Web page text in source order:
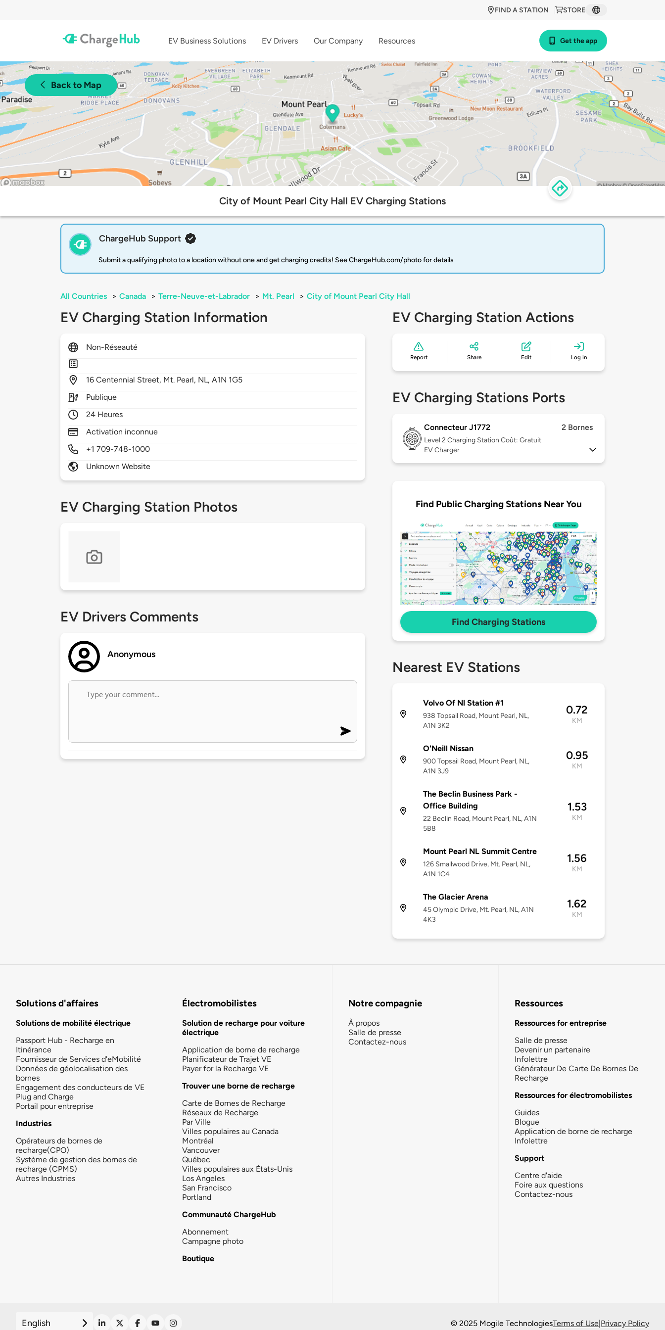
STORE
FIND A STATION
EV Business Solutions EV Drivers Our Company Resources Get the app
Back to Map
City of Mount Pearl City Hall EV Charging Stations
ChargeHub Support
Submit a qualifying photo to a location without one and get charging credits! See ChargeHub.com/photo for details
All Countries > Canada > Terre-Neuve-et-Labrador > Mt. Pearl > City of Mount Pearl City Hall
EV Charging Station Information
Non-Réseauté
16Centennial Street, Mt. Pearl, NL,A1N 1G5
Publique
24 Heures
Activation inconnue
+1 709-748-1000
Unknown Website
EV Charging Station Photos
EV Drivers Comments
Anonymous
EV Charging Station Actions
Report Share Edit Log in
EV Charging Stations Ports
Connecteur J1772 2 Bornes
Level 2 Charging Station Coût: Gratuit
EV Charger
Find Public Charging Stations Near You
Find Charging Stations
Nearest EV Stations
Volvo Of Nl Station #1
938 Topsail Road, Mount Pearl, NL,
A1N 3K2
0.72
KM
O'Neill Nissan
900 Topsail Road, Mount Pearl, NL,
A1N 3J9
0.95
KM
The Beclin Business Park -
Office Building
22 Beclin Road, Mount Pearl, NL, A1N
5B8
1.53
KM
Mount Pearl NL Summit Centre
126 Smallwood Drive, Mt. Pearl, NL,
A1N 1C4
1.56
KM
The Glacier Arena
45 Olympic Drive, Mt. Pearl, NL, A1N
4K3
1.62
KM
Solutions d'affaires
Solutions de mobilité électrique
Passport Hub - Recharge en
Itinérance
Fournisseur de Services d'eMobilité
Données de géolocalisation des
bornes
Engagement des conducteurs de VE
Plug and Charge
Portail pour entreprise
Industries
Opérateurs de bornes de
recharge(CPO)
Système de gestion des bornes de
recharge (CPMS)
Autres Industries
Électromobilistes
Solution de recharge pour voiture
électrique
Application de borne de recharge
Planificateur de Trajet VE
Payer for la Recharge VE
Trouver une borne de recharge
Carte de Bornes de Recharge
Réseaux de Recharge
Par Ville
Villes populaires au Canada
Montréal
Vancouver
Québec
Villes populaires aux États-Unis
Los Angeles
San Francisco
Portland
Communauté ChargeHub
Abonnement
Campagne photo
Boutique
Notre compagnie
À propos
Salle de presse
Contactez-nous
Ressources
Ressources for entreprise
Salle de presse
Devenir un partenaire
Infolettre
Générateur De Carte De Bornes De
Recharge
Ressources for électromobilistes
Guides
Blogue
Application de borne de recharge
Infolettre
Support
Centre d'aide
Foire aux questions
Contactez-nous
English © 2025 Mogile TechnologiesTerms of Use|Privacy Policy